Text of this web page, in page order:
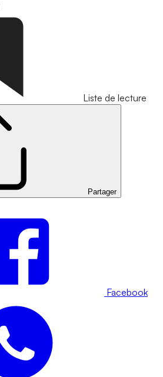
Liste de lecture
Partager
Facebook